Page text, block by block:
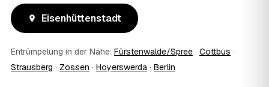
08
Bekomme ich einen Entsorgungsnachweis?
Ja. Die Partner entsorgen über zugelassene Höfe und
stellen auf Wunsch einen Entsorgungsnachweis aus —
wichtig zum Beispiel für Vermieter, Nachlassverwaltung
09 Muss ich bei der Entrümpelung anwesend sein?
Eisenhüttenstadt
Entrümpelung in der Nähe: Fürstenwalde/Spree · Cottbus ·
Strausberg · Zossen · Hoyerswerda · Berlin